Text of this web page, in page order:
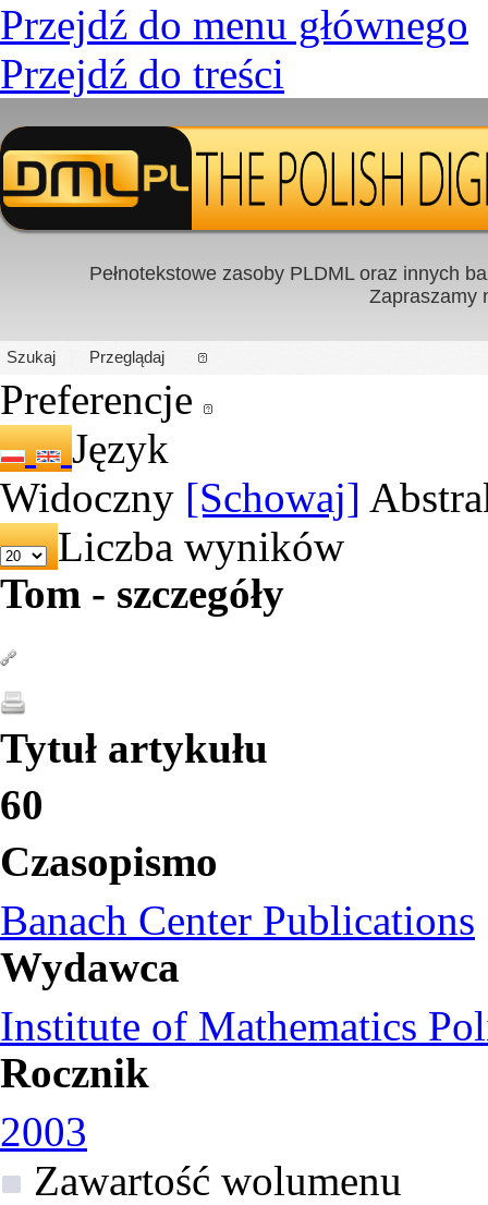
Przejdź do menu głównego
Przejdź do treści
PL|EN
Pełnotekstowe zasoby PLDML oraz innych
Zapraszamy
Szukaj Przeglądaj
Preferencje
Język
Widoczny [Schowaj]
Liczba wyników
Tom - szczegóły
Tytuł artykułu
60
Czasopismo
Banach Center Publications
Wydawca
Institute of Mathematics
Rocznik
2003
Zawartość wolumenu